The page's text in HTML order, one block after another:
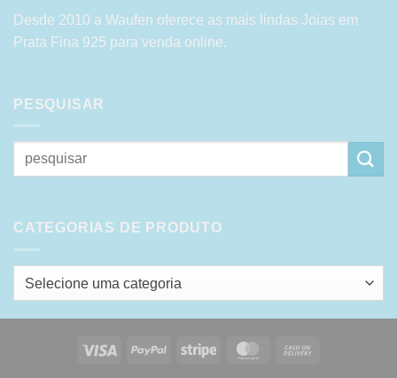
Desde 2010 a Waufen oferece as mais lindas Joias em
Prata Fina 925 para venda online.
PESQUISAR
Pesquisar
por:
CATEGORIAS DE PRODUTO
Selecione uma categoria
Visa PayPal Stripe MasterCard